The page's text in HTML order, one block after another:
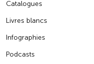
Catalogues
Livres blancs
Infographies
Podcasts